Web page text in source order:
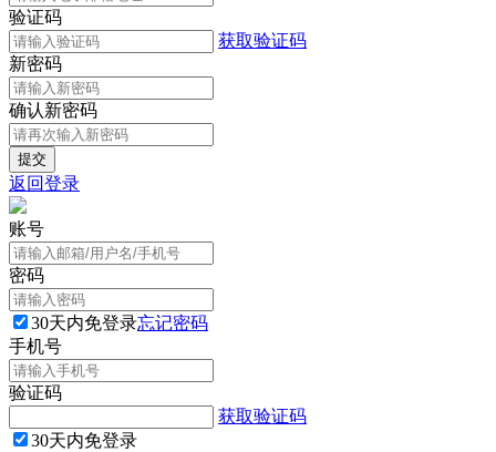
验证码
获取验证码
新密码
确认新密码
返回登录
账号
密码
30天内免登录忘记密码
手机号
验证码
获取验证码
30天内免登录